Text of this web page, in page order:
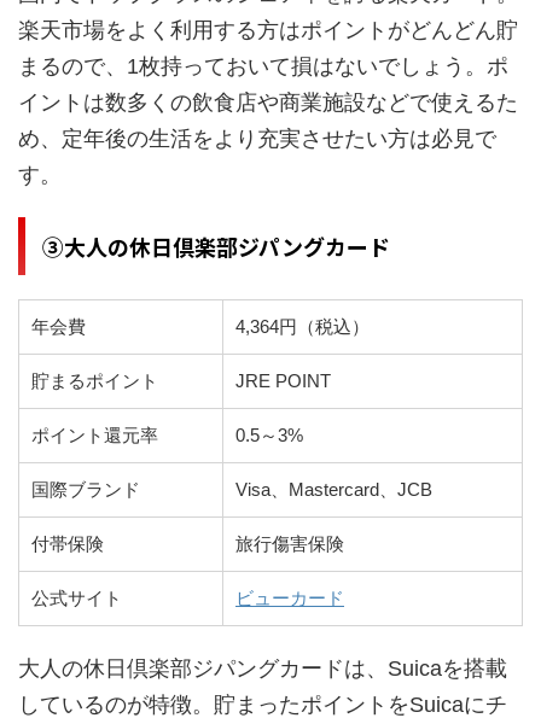
楽天市場をよく利用する方はポイントがどんどん貯
まるので、1枚持っておいて損はないでしょう。ポ
イントは数多くの飲食店や商業施設などで使えるた
め、定年後の生活をより充実させたい方は必見で
す。
③大人の休日倶楽部ジパングカード
年会費 4,364円（税込）
貯まるポイント JRE POINT
ポイント還元率 0.5～3%
国際ブランド Visa、Mastercard、JCB
付帯保険 旅行傷害保険
公式サイト ビューカード
大人の休日倶楽部ジパングカードは、Suicaを搭載
しているのが特徴。貯まったポイントをSuicaにチ